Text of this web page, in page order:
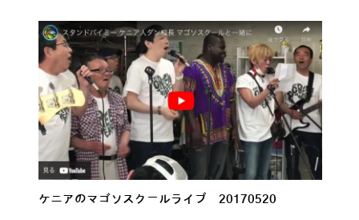
ケニアのマゴソスクールライブ 20170520